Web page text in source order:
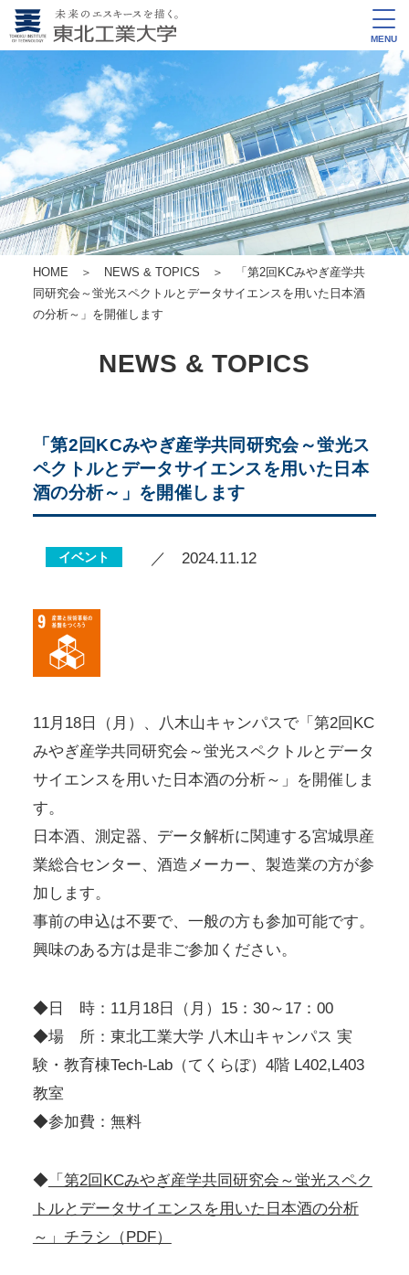
MENU
HOME ＞ NEWS & TOPICS ＞ 「第2回KCみやぎ産学共
同研究会～蛍光スペクトルとデータサイエンスを用いた日本酒
の分析～」を開催します
NEWS & TOPICS
「第2回KCみやぎ産学共同研究会～蛍光ス
ペクトルとデータサイエンスを用いた日本
酒の分析～」を開催します
イベント ／ 2024.11.12
11月18日（月）、八木山キャンパスで「第2回KC
みやぎ産学共同研究会～蛍光スペクトルとデータ
サイエンスを用いた日本酒の分析～」を開催しま
す。
日本酒、測定器、データ解析に関連する宮城県産
業総合センター、酒造メーカー、製造業の方が参
加します。
事前の申込は不要で、一般の方も参加可能です。
興味のある方は是非ご参加ください。
◆日 時：11月18日（月）15：30～17：00
◆場 所：東北工業大学 八木山キャンパス 実
験・教育棟Tech-Lab（てくらぼ）4階 L402,L403
教室
◆参加費：無料
◆「第2回KCみやぎ産学共同研究会～蛍光スペク
トルとデータサイエンスを用いた日本酒の分析
～」チラシ（PDF）